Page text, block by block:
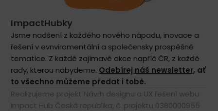
ImpactHubky
Jsme nadšení z každého nového nápadu, inovace a
řešení v evnviromentální a společensky prospěšné
tematice. Z každé zajímavé akce napříč ČR, z každé
rady, kterou nabydeme. Odebírej náš newsletter, ať
to všechno můžeme předat i tobě.
Realizujeme projekt Návrh designu a UX řešení webu
Impact Hub Česká republika, č. projektu 0380000955